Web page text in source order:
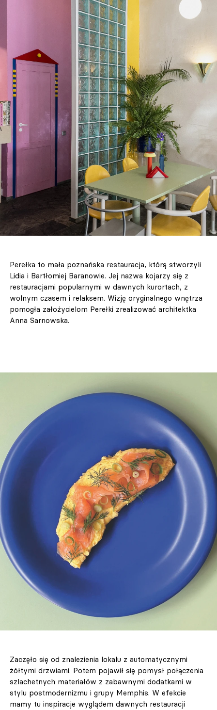
Perełka to mała poznańska restauracja, którą stworzyli
Lidia i Bartłomiej Baranowie. Jej nazwa kojarzy się z
restauracjami popularnymi w dawnych kurortach, z
wolnym czasem i relaksem. Wizję oryginalnego wnętrza
pomogła założycielom Perełki zrealizować architektka
Anna Sarnowska.
Zaczęło się od znalezienia lokalu z automatycznymi
żółtymi drzwiami. Potem pojawił się pomysł połączenia
szlachetnych materiałów z zabawnymi dodatkami w
stylu postmodernizmu i grupy Memphis. W efekcie
mamy tu inspiracje wyglądem dawnych restauracji